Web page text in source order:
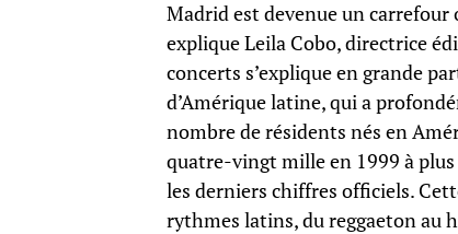
Madrid est devenue un
explique Leila Cobo, directrice
concerts s’explique en grande
d’Amérique latine, qui a
nombre de résidents nés en
quatre-vingt mille en 1999 à
les derniers chiffres officiels.
rythmes latins, du reggaeton au